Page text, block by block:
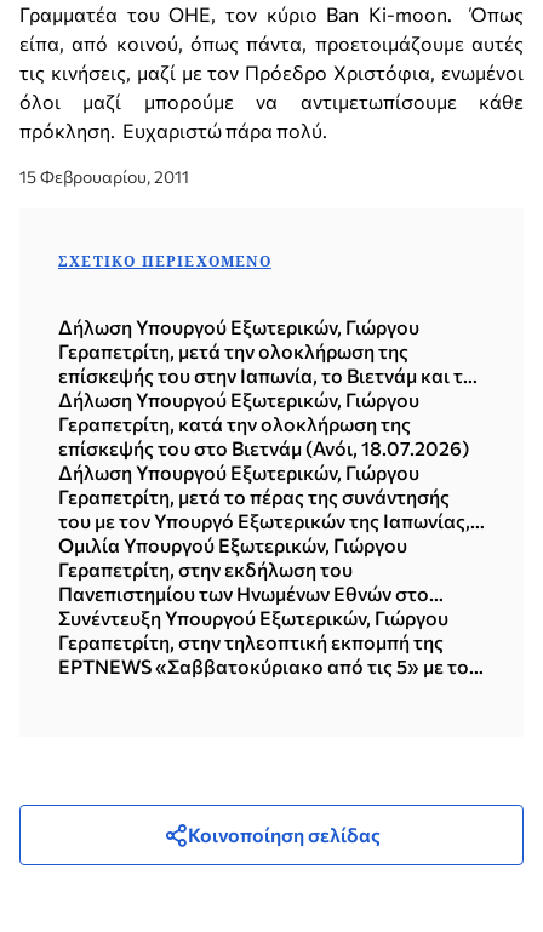
Γραμματέα του ΟΗΕ, τον κύριο Ban Ki-moon. Όπως
είπα, από κοινού, όπως πάντα, προετοιμάζουμε αυτές
τις κινήσεις, μαζί με τον Πρόεδρο Χριστόφια, ενωμένοι
όλοι μαζί μπορούμε να αντιμετωπίσουμε κάθε
πρόκληση. Ευχαριστώ πάρα πολύ.
15 Φεβρουαρίου, 2011
ΣΧΕΤΙΚΌ ΠΕΡΙΕΧΌΜΕΝΟ
Δήλωση Υπουργού Εξωτερικών, Γιώργου
Γεραπετρίτη, μετά την ολοκλήρωση της
επίσκεψής του στην Ιαπωνία, το Βιετνάμ και τη
Δημοκρατία της Κορέας (Σεούλ, 21.07.2026)
Δήλωση Υπουργού Εξωτερικών, Γιώργου
Γεραπετρίτη, κατά την ολοκλήρωση της
επίσκεψής του στο Βιετνάμ (Ανόι, 18.07.2026)
Δήλωση Υπουργού Εξωτερικών, Γιώργου
Γεραπετρίτη, μετά το πέρας της συνάντησής
του με τον Υπουργό Εξωτερικών της Ιαπωνίας,
Toshimitsu Motegi (Τόκυο, 16.07.2026)
Ομιλία Υπουργού Εξωτερικών, Γιώργου
Γεραπετρίτη, στην εκδήλωση του
Πανεπιστημίου των Ηνωμένων Εθνών στο
Τόκυο, με θέμα «Η νέα πολυπολική διεθνής
τάξη πραγμάτων» (15.07.2026)
Συνέντευξη Υπουργού Εξωτερικών, Γιώργου
Γεραπετρίτη, στην τηλεοπτική εκπομπή της
ΕΡΤNEWS «Σαββατοκύριακο από τις 5» με τον
Κοινοποίηση σελίδας